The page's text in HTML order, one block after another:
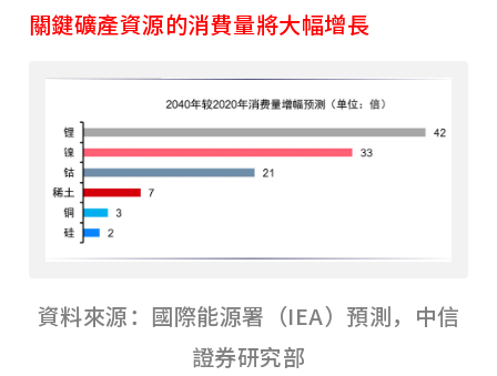
關鍵礦產資源的消費量將大幅增長
資料來源：國際能源署（IEA）預測，中信
證券研究部